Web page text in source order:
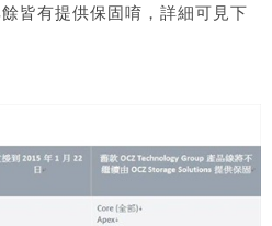
皆有提供保固唷，詳細可見下